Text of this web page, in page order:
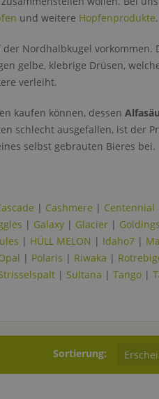
und weitere Hopfenprodukte.
Nordhalbkugel vorkommen.
gelbe, klebrige Drüsen,
verleiht.
kaufen können, dessen
schlecht ausgefallen, ist der
selbst gebrauten Bieres bei.
| Cashmere | Centennial
| Galaxy | Glacier | Goldings
| HÜLL MELON | Idaho7 |
| Polaris | Riwaka |
| Sultana | Tango |
Sortierung: